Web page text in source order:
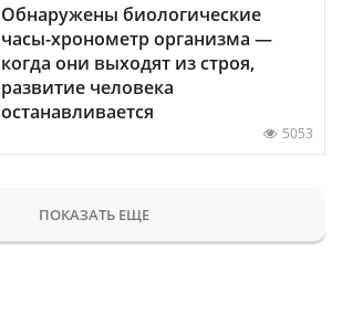
Обнаружены биологические
часы-хронометр организма —
когда они выходят из строя,
развитие человека
останавливается
5053
ПОКАЗАТЬ ЕЩЕ